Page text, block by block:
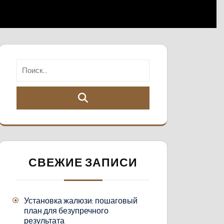
СВЕЖИЕ ЗАПИСИ
Установка жалюзи: пошаговый
план для безупречного
результата